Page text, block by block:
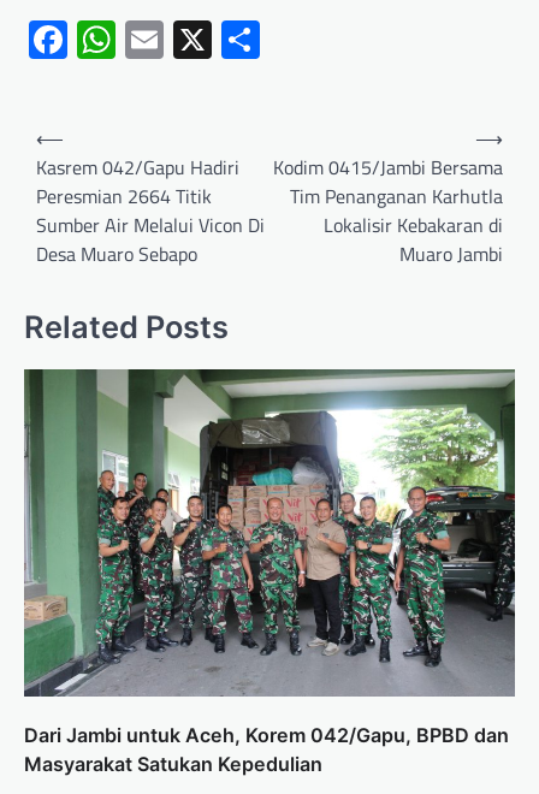
Facebook
WhatsApp
Email
X
⟵
Kasrem 042/Gapu Hadiri
Peresmian 2664 Titik
Sumber Air Melalui Vicon Di
Desa Muaro Sebapo
Kodim 0415/Jambi Bersama
Tim Penanganan Karhutla
Lokalisir Kebakaran di
Muaro Jambi
⟶
Related Posts
Dari Jambi untuk Aceh, Korem 042/Gapu, BPBD dan
Masyarakat Satukan Kepedulian